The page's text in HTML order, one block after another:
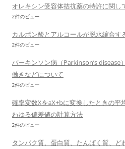
オレキシン受容体拮抗薬の特許に関し
2件のビュー
カルボン酸とアルコールが脱水縮合す
2件のビュー
パーキンソン病（Parkinson’s disease
働きなどについて
2件のビュー
確率変数XをaX+bに変換したときの平
わゆる偏差値の計算方法
2件のビュー
タンパク質、蛋白質、たんぱく質、ど